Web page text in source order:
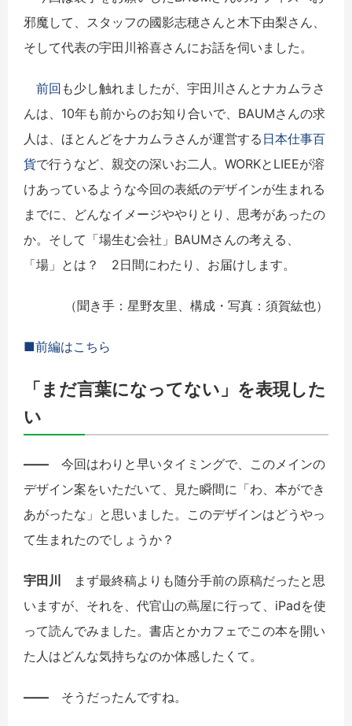
邪魔して、スタッフの國影志穂さんと木下由梨さん、
そして代表の宇田川裕喜さんにお話を伺いました。
前回 も少し触れましたが、宇田川さんとナカムラさ
んは、10年も前からのお知り合いで、BAUMさんの求
人は、ほとんどをナカムラさんが運営する 日本仕事百
貨で行うなど、親交の深いお二人。WORKとLIEEが溶
けあっているような今回の表紙のデザインが生まれる
までに、どんなイメージややりとり、思考があったの
か。そして「場生む会社」BAUMさんの考える、
「場」とは？ 2日間にわたり、お届けします。
（聞き手：星野友里、構成・写真：須賀紘也）
■前編はこちら
「まだ言葉になってない」を表現した
い
―― 今回はわりと早いタイミングで、このメインの
デザイン案をいただいて、見た瞬間に「わ、本ができ
あがったな」と思いました。このデザインはどうやっ
て生まれたのでしょうか？
宇田川 まず最終稿よりも随分手前の原稿だったと思
いますが、それを、代官山の蔦屋に行って、iPadを使
って読んでみました。書店とかカフェでこの本を開い
た人はどんな気持ちなのか体感したくて。
―― そうだったんですね。